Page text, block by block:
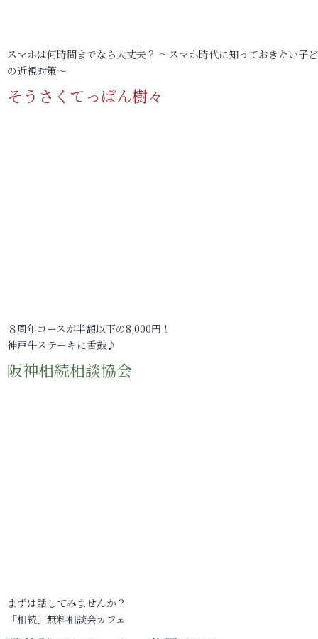
スマホは何時間までなら大丈夫？ ～スマホ時代に知っておきたい子
の近視対策～
そうさくてっぱん樹々
８周年コースが半額以下の8,000円！
神戸牛ステーキに舌鼓♪
阪神相続相談協会
まずは話してみませんか？
「相続」無料相談会カフェ